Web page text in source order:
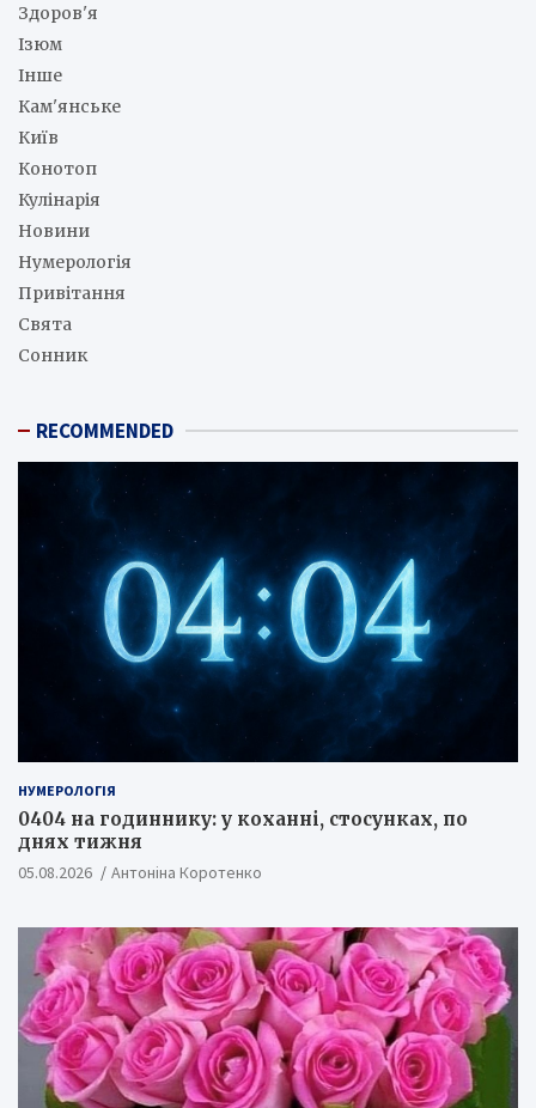
Здоров'я
Ізюм
Інше
Кам'янське
Київ
Конотоп
Кулінарія
Новини
Нумерологія
Привітання
Свята
Сонник
RECOMMENDED
НУМЕРОЛОГІЯ
0404 на годиннику: у коханні, стосунках, по
днях тижня
05.08.2026 Антоніна Коротенко